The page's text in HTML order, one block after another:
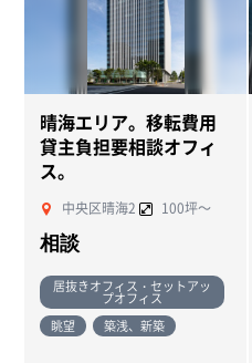
晴海エリア。移転費用
貸主負担要相談オフィ
ス。
中央区晴海2 100坪～
相談
居抜きオフィス・セットアッ
プオフィス
眺望
築浅、新築